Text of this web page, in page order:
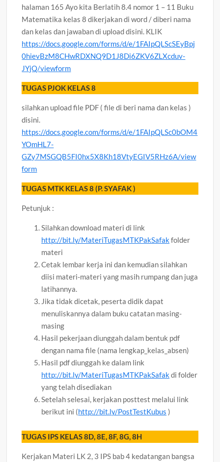
halaman 165 Ayo kita Berlatih 8.4 nomor 1 – 11 Buku
Matematika kelas 8 dikerjakan di word / diberi nama
dan kelas dan jawaban di upload disini. KLIK
https://docs.google.com/forms/d/e/1FAIpQLScSEyBpj
0hievBzM8CHwRDXNQ9D1J8Di6ZKV6ZLXcduv-
JYjQ/viewform
TUGAS PJOK KELAS 8
silahkan upload file PDF ( file di beri nama dan kelas )
disini.
https://docs.google.com/forms/d/e/1FAIpQLSc0bOM4
YOmHL7-
GZy7MSGQB5FI0hx5X8Kh18VtyEGIV5RHz6A/view
form
TUGAS MTK KELAS 8 (P. SYAFAK )
Petunjuk :
Silahkan download materi di link
http://bit.ly/MateriTugasMTKPakSafakfolder
materi
Cetak lembar kerja ini dan kemudian silahkan
diisi materi-materi yang masih rumpang dan juga
latihannya.
Jika tidak dicetak, peserta didik dapat
menuliskannya dalam buku catatan masing-
masing
Hasil pekerjaan diunggah dalam bentuk pdf
dengan nama file (nama lengkap_kelas_absen)
Hasil pdf diunggah ke dalam link
http://bit.ly/MateriTugasMTKPakSafakdi folder
yang telah disediakan
Setelah selesai, kerjakan posttest melalui link
berikut ini (http://bit.ly/PostTestKubus )
TUGAS IPS KELAS 8D, 8E, 8F, 8G, 8H
Kerjakan Materi LK 2, 3 IPS bab 4 kedatangan bangsa